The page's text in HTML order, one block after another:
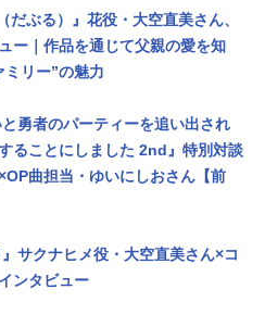
だぶる）』花役・大空直美さん、
ー｜作品を通じて父親の愛を知
リー”の魅力
勇者のパーティーを追い出され
ることにしました 2nd』特別対談
曲担当・ゆいにしおさん【前
サクナヒメ役・大空直美さん×コ
ンタビュー